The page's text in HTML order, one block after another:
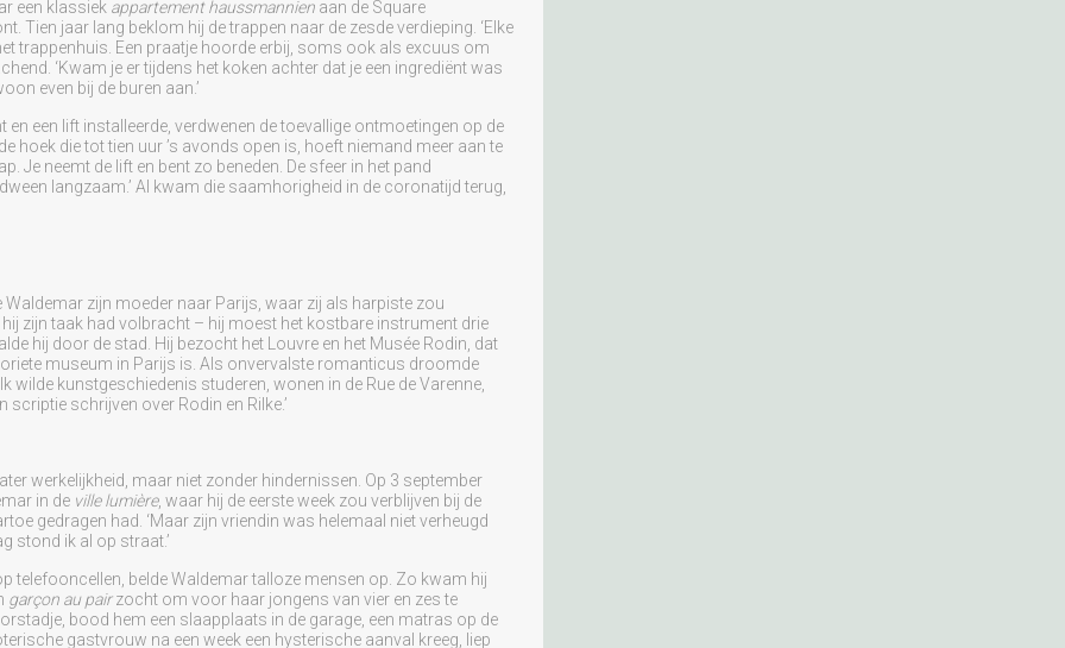
een klassiek appartement haussmannien aan de Square
Tien jaar lang beklom hij de trappen naar de zesde verdieping. ‘Elke
trappenhuis. Een praatje hoorde erbij, soms ook als excuus om
‘Kwam je er tijdens het koken achter dat je een ingrediënt was
even bij de buren aan.’
en een lift installeerde, verdwenen de toevallige ontmoetingen op de
hoek die tot tien uur ’s avonds open is, hoeft niemand meer aan te
Je neemt de lift en bent zo beneden. De sfeer in het pand
langzaam.’ Al kwam die saamhorigheid in de coronatijd terug,
Waldemar zijn moeder naar Parijs, waar zij als harpiste zou
zijn taak had volbracht – hij moest het kostbare instrument drie
hij door de stad. Hij bezocht het Louvre en het Musée Rodin, dat
museum in Parijs is. Als onvervalste romanticus droomde
wilde kunstgeschiedenis studeren, wonen in de Rue de Varenne,
scriptie schrijven over Rodin en Rilke.’
werkelijkheid, maar niet zonder hindernissen. Op 3 september
in de ville lumière, waar hij de eerste week zou verblijven bij de
gedragen had. ‘Maar zijn vriendin was helemaal niet verheugd
stond ik al op straat.’
telefooncellen, belde Waldemar talloze mensen op. Zo kwam hij
garçon au pairzocht om voor haar jongens van vier en zes te
bood hem een slaapplaats in de garage, een matras op de
gastvrouw na een week een hysterische aanval kreeg, liep